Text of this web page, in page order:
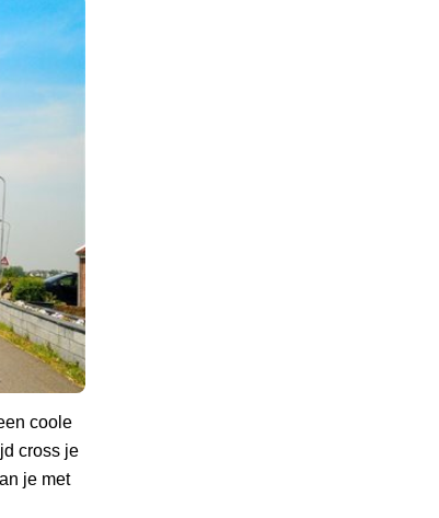
coole
cross je
je met